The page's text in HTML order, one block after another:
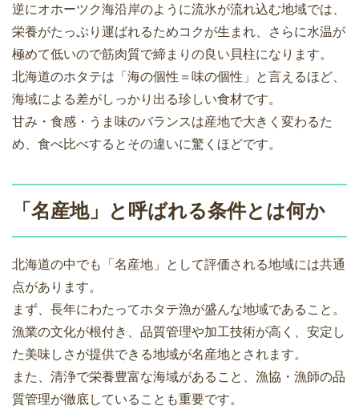
逆にオホーツク海沿岸のように流氷が流れ込む地域では、
栄養がたっぷり運ばれるためコクが生まれ、さらに水温が
極めて低いので筋肉質で締まりの良い貝柱になります。
北海道のホタテは「海の個性＝味の個性」と言えるほど、
海域による差がしっかり出る珍しい食材です。
甘み・食感・うま味のバランスは産地で大きく変わるた
め、食べ比べするとその違いに驚くほどです。
「名産地」と呼ばれる条件とは何か
北海道の中でも「名産地」として評価される地域には共通
点があります。
まず、長年にわたってホタテ漁が盛んな地域であること。
漁業の文化が根付き、品質管理や加工技術が高く、安定し
た美味しさが提供できる地域が名産地とされます。
また、清浄で栄養豊富な海域があること、漁協・漁師の品
質管理が徹底していることも重要です。